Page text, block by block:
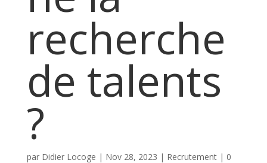
recherche
de talents
?
par Didier Locoge | Nov 28, 2023 | Recrutement| 0